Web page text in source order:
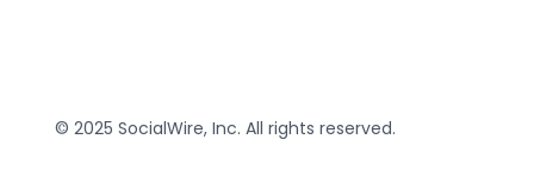
© 2025 SocialWire, Inc. All rights reserved.